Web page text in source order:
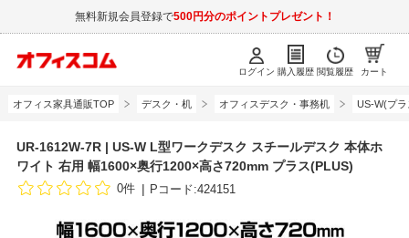
無料新規会員登録で500円分のポイントプレゼント！
ログイン 購入履歴 閲覧履歴 カート
オフィス家具通販TOP デスク・机 オフィスデスク・事務机 US-W(プラ
UR-1612W-7R | US-W L型ワークデスク スチールデスク 本体ホ
ワイト 右用 幅1600×奥行1200×高さ720mm プラス(PLUS)
0件 Pコード:424151